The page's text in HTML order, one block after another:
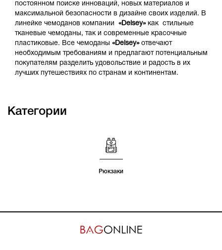
постоянном поиске инноваций, новых материалов и
максимальной безопасности в дизайне своих изделий. В
линейке чемоданов компании «Delsey» как стильные
тканевые чемоданы, так и современные красочные
пластиковые. Все чемоданы «Delsey» отвечают
необходимым требованиям и предлагают потенциальным
покупателям разделить удовольствие и радость в их
лучших путешествиях по странам и континентам.
Категории
Рюкзаки